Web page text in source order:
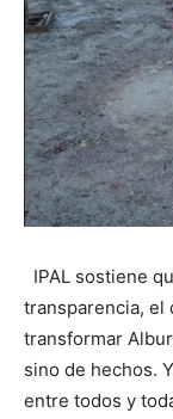
IPAL sostiene
transparencia, el
transformar
sino de hechos.
entre todos y